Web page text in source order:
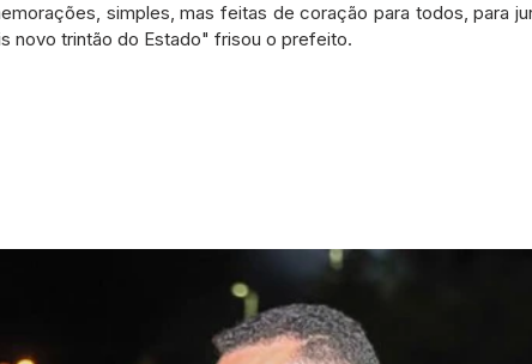
simples, mas feitas de coração para todos, para
novo trintão do Estado" frisou o prefeito.